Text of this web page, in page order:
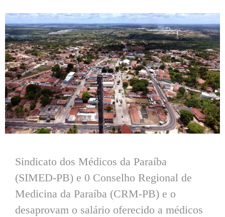
Sindicato dos Médicos da Paraíba
(SIMED-PB) e 0 Conselho Regional de
Medicina da Paraíba (CRM-PB) e o
desaprovam o salário oferecido a médicos